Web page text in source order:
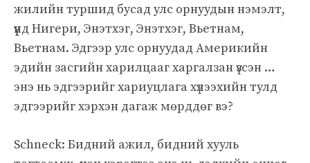
жилийн туршид бусад улс орнуудын нэмэлт,
үүнд Нигери, Энэтхэг, Энэтхэг, Вьетнам,
Вьетнам. Эдгээр улс орнуудад Америкийн
эдийн засгийн харилцааг харгалзан үзсэн …
энэ нь эдгээрийг хариуцлага хүлээхийн тулд
эдгээрийг хэрхэн дагаж мөрддөг вэ?
Schneck: Бидний ажил, бидний хууль